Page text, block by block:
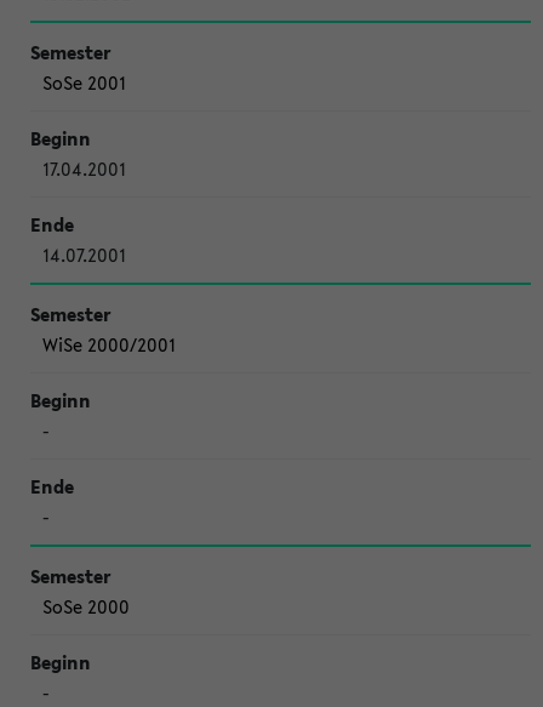
SoSe 2001
17.04.2001
14.07.2001
WiSe 2000/2001
-
-
SoSe 2000
-